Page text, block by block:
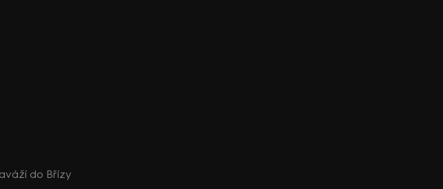
do Břízy